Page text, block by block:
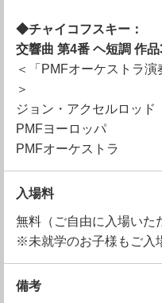
◆チャイコフスキー：
交響曲 第4番 ヘ短調 作
＜「PMFオーケストラ
＞
ジョン・アクセルロッド
PMFヨーロッパ
PMFオーケストラ
入場料
無料（ご自由に入場いた
※未就学のお子様もご入
備考